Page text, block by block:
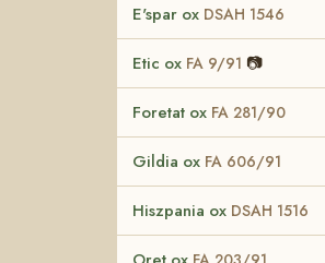
E'spar ox DSAH 1546
Etic ox FA 9/91 📷
Foretat ox FA 281/90
Gildia ox FA 606/91
Hiszpania ox DSAH 1516